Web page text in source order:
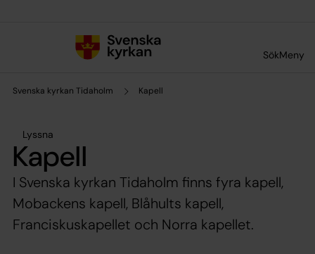
SökMeny
Svenska kyrkan Tidaholm Kapell
Lyssna
Kapell
I Svenska kyrkan Tidaholm finns fyra kapell,
Mobackens kapell, Blåhults kapell,
Franciskuskapellet och Norra kapellet.